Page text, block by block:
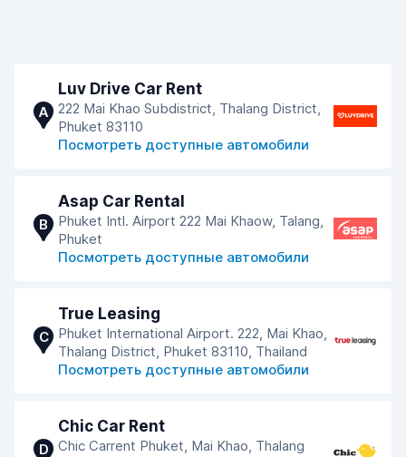
A
Luv Drive Car Rent
222 Mai Khao Subdistrict, Thalang District,
Phuket 83110
Посмотреть доступные автомобили
B
Asap Car Rental
Phuket Intl. Airport 222 Mai Khaow, Talang,
Phuket
Посмотреть доступные автомобили
C
True Leasing
Phuket International Airport. 222, Mai Khao,
Thalang District, Phuket 83110, Thailand
Посмотреть доступные автомобили
D
Chic Car Rent
Chic Carrent Phuket, Mai Khao, Thalang